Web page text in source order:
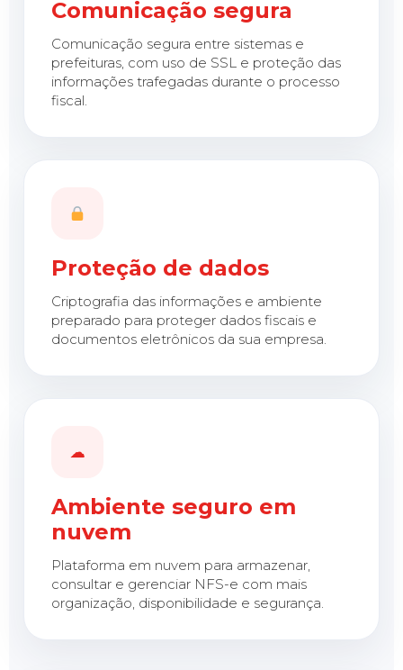
Comunicação segura
Comunicação segura entre sistemas e
prefeituras, com uso de SSL e proteção das
informações trafegadas durante o processo
fiscal.
Proteção de dados
Criptografia das informações e ambiente
preparado para proteger dados fiscais e
documentos eletrônicos da sua empresa.
☁
Ambiente seguro em
nuvem
Plataforma em nuvem para armazenar,
consultar e gerenciar NFS-e com mais
organização, disponibilidade e segurança.